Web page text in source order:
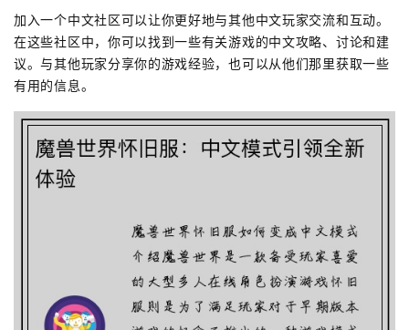
加入一个中文社区可以让你更好地与其他中文玩家交流和互动。
在这些社区中，你可以找到一些有关游戏的中文攻略、讨论和建
议。与其他玩家分享你的游戏经验，也可以从他们那里获取一些
有用的信息。